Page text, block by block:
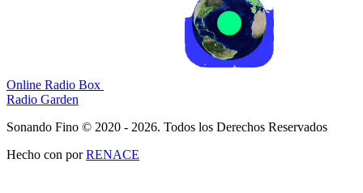
Online Radio Box
Radio Garden
Sonando Fino © 2020 - 2026. Todos los Derechos Reservados
Hecho con porRENACE